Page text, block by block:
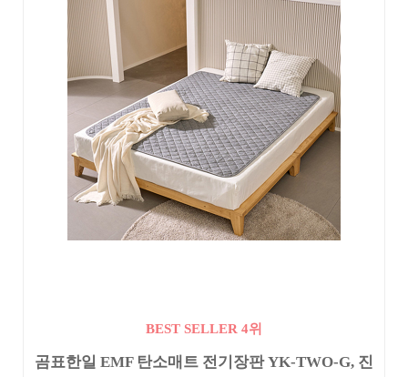
BEST SELLER 4위
곰표한일 EMF 탄소매트 전기장판 YK-TWO-G, 진